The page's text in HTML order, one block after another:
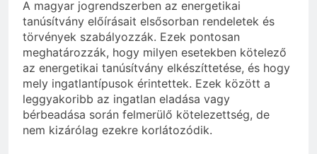
A magyar jogrendszerben az energetikai
tanúsítvány előírásait elsősorban rendeletek és
törvények szabályozzák. Ezek pontosan
meghatározzák, hogy milyen esetekben kötelező
az energetikai tanúsítvány elkészíttetése, és hogy
mely ingatlantípusok érintettek. Ezek között a
leggyakoribb az ingatlan eladása vagy
bérbeadása során felmerülő kötelezettség, de
nem kizárólag ezekre korlátozódik.